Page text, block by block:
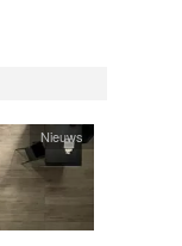
Nieuws